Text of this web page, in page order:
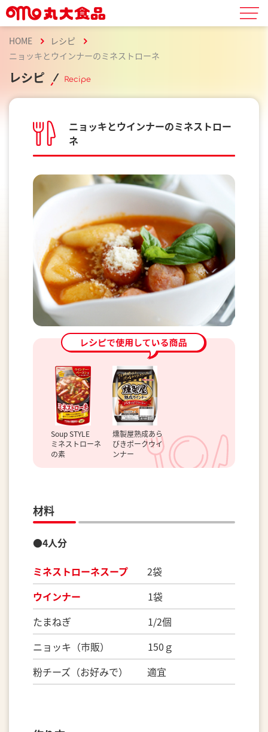
HOME
レシピ
ニョッキとウインナーのミネストローネ
レシピ Recipe
ニョッキとウインナーのミネストロー
ネ
Soup STYLE
ミネストローネ
の素
燻製屋熟成あら
びきポークウイ
ンナー
材料
●4人分
ミネストローネスープ 2袋
ウインナー 1袋
たまねぎ 1/2個
ニョッキ（市販） 150ｇ
粉チーズ（お好みで） 適宜